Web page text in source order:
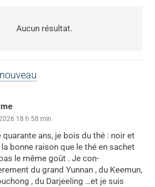
Aucun résultat.
18 h 58 min
quarante ans, je bois du thé : noir et
bonne raison que le thé en sachet
le même goût . Je con-
du grand Yunnan , du Keemun,
, du Darjeeling …et je suis